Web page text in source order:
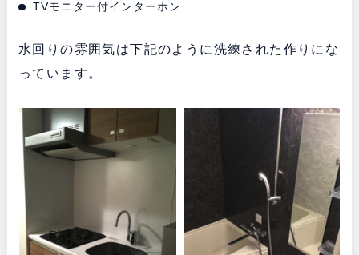
TVモニター付インターホン
水回りの雰囲気は下記のように洗練された作りにな
っています。